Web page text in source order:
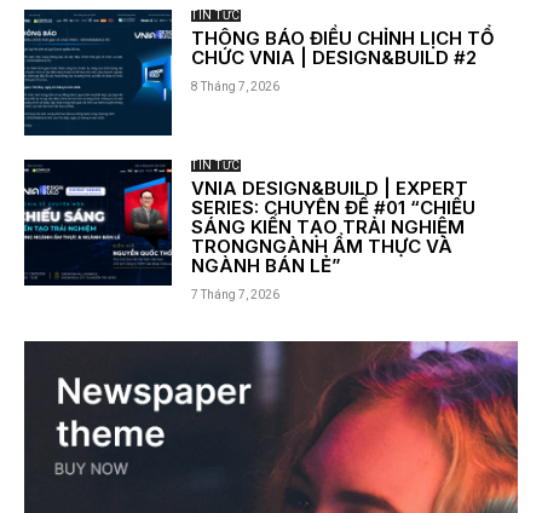
TIN TỨC
THÔNG BÁO ĐIỀU CHỈNH LỊCH TỔ
CHỨC VNIA | DESIGN&BUILD #2
8 Tháng 7, 2026
TIN TỨC
VNIA DESIGN&BUILD | EXPERT
SERIES: CHUYÊN ĐỀ #01 “CHIẾU
SÁNG KIẾN TẠO TRẢI NGHIỆM
TRONGNGÀNH ẨM THỰC VÀ
NGÀNH BÁN LẺ”
7 Tháng 7, 2026